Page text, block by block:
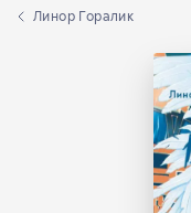
Линор Горалик